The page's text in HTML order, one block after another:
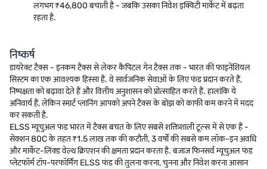
लगभग ₹46,800 बचाती है - जबकि उसका निवेश इक्विटी मार्केट में बढ़ता
रहता है.
निष्कर्ष
डायरेक्ट टैक्स - इनकम टैक्स से लेकर कैपिटल गेन टैक्स तक - भारत की फाइनेंशियल
सिस्टम का एक आवश्यक हिस्सा हैं. वे सार्वजनिक सेवाओं के लिए फंड प्रदान करते हैं,
निष्पक्षता को बढ़ावा देते हैं और वित्तीय अनुशासन को प्रोत्साहित करते हैं. हालांकि ये
अनिवार्य हैं, लेकिन स्मार्ट प्लानिंग आपको अपने टैक्स के बोझ को काफी कम करने में मदद
कर सकती है.
ELSS म्यूचुअल फंड भारत में टैक्स बचत के लिए सबसे शक्तिशाली टूल्स में से एक हैं -
सेक्शन 80C के तहत ₹1.5 लाख तक की कटौती, 3 वर्षों की सबसे कम लॉक-इन अवधि
और मार्केट-लिंक्ड वेल्थ क्रिएशन की क्षमता प्रदान करता है. बजाज फिनसर्व म्यूचुअल फंड
प्लेटफॉर्म टॉप-परफॉर्मिंग ELSS फंड की तुलना करना, चुनना और निवेश करना आसान